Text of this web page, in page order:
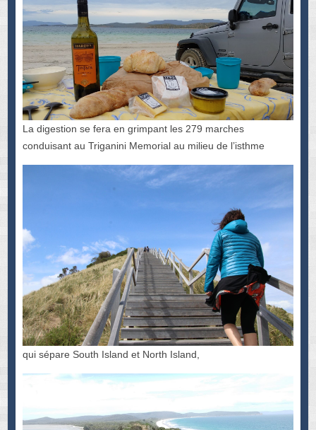
La digestion se fera en grimpant les 279 marches
conduisant au Triganini Memorial au milieu de l’isthme
qui sépare South Island et North Island,